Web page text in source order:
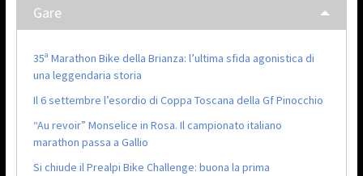
Gare
35ª Marathon Bike della Brianza: l’ultima sfida agonistica di
una leggendaria storia
Il 6 settembre l’esordio di Coppa Toscana della Gf Pinocchio
“Au revoir” Monselice in Rosa. Il campionato italiano
marathon passa a Gallio
Si chiude il Prealpi Bike Challenge: buona la prima